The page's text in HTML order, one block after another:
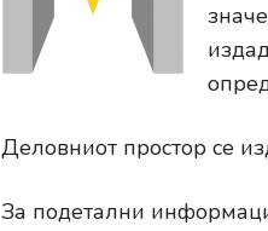
Деловниот простор се
За подетални